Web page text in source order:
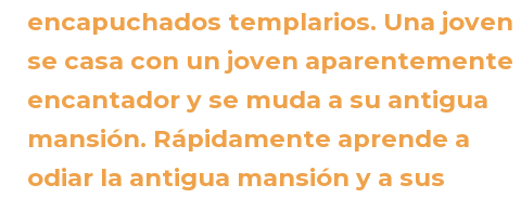
encapuchados templarios. Una joven
se casa con un joven aparentemente
encantador y se muda a su antigua
mansión. Rápidamente aprende a
odiar la antigua mansión y a sus